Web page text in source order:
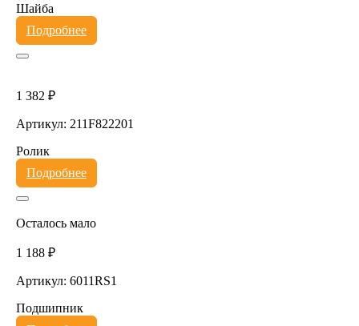
Шайба
Подробнее
1 382 ₽
Артикул: 211F822201
Ролик
Подробнее
Осталось мало
1 188 ₽
Артикул: 6011RS1
Подшипник